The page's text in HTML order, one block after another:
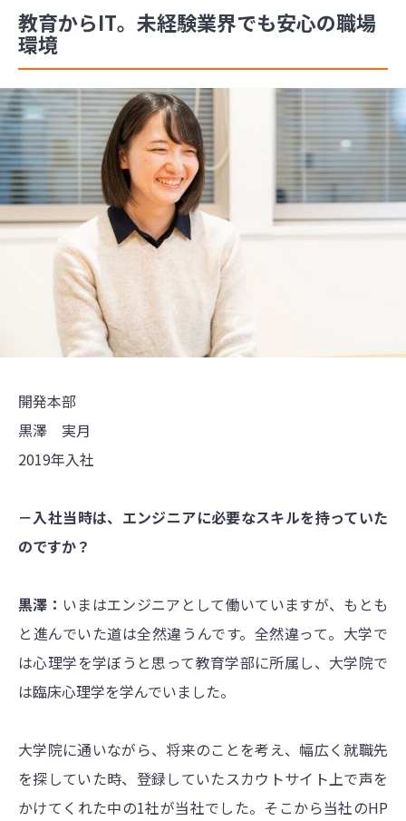
教育からIT。未経験業界でも安心の職場
環境
開発本部
黒澤 実月
2019年入社
－入社当時は、エンジニアに必要なスキルを持っていた
のですか？
黒澤： いまはエンジニアとして働いていますが、もとも
と進んでいた道は全然違うんです。全然違って。大学で
は心理学を学ぼうと思って教育学部に所属し、大学院で
は臨床心理学を学んでいました。
大学院に通いながら、将来のことを考え、幅広く就職先
を探していた時、登録していたスカウトサイト上で声を
かけてくれた中の1社が当社でした。そこから当社のHP